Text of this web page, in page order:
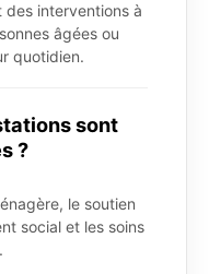
des interventions à
âgées ou
quotidien.
sont
?
le soutien
social et les soins